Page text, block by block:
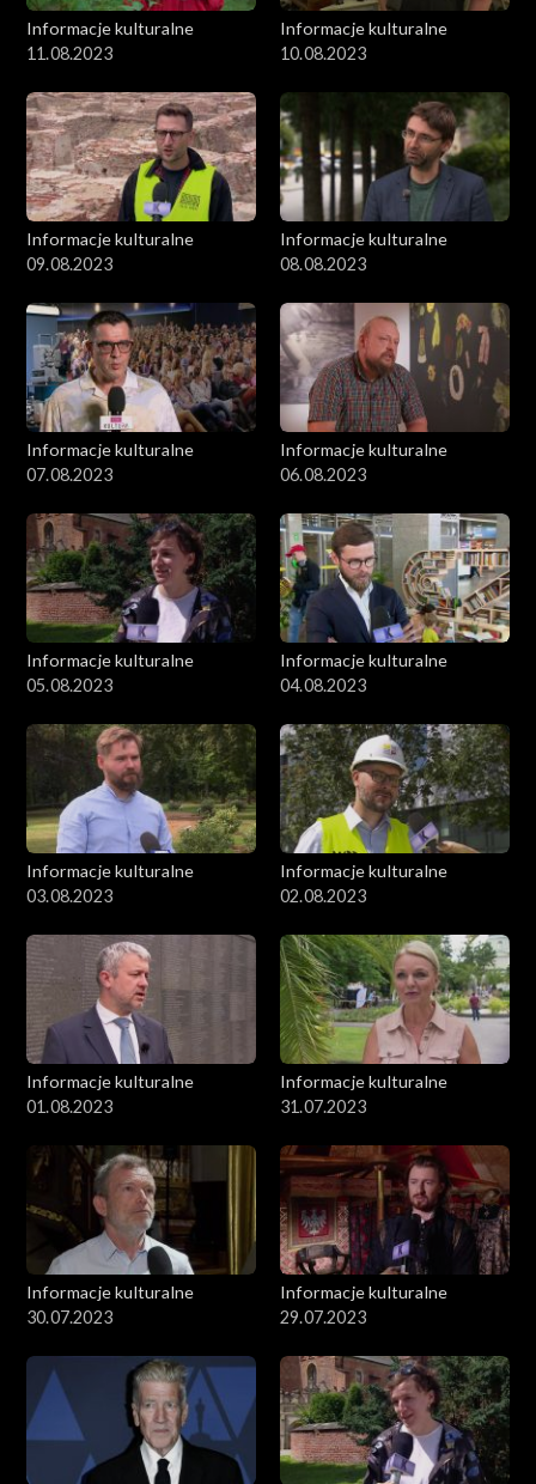
Informacje kulturalne
11.08.2023
Informacje kulturalne
10.08.2023
Informacje kulturalne
09.08.2023
Informacje kulturalne
08.08.2023
Informacje kulturalne
07.08.2023
Informacje kulturalne
06.08.2023
Informacje kulturalne
05.08.2023
Informacje kulturalne
04.08.2023
Informacje kulturalne
03.08.2023
Informacje kulturalne
02.08.2023
Informacje kulturalne
01.08.2023
Informacje kulturalne
31.07.2023
Informacje kulturalne
30.07.2023
Informacje kulturalne
29.07.2023